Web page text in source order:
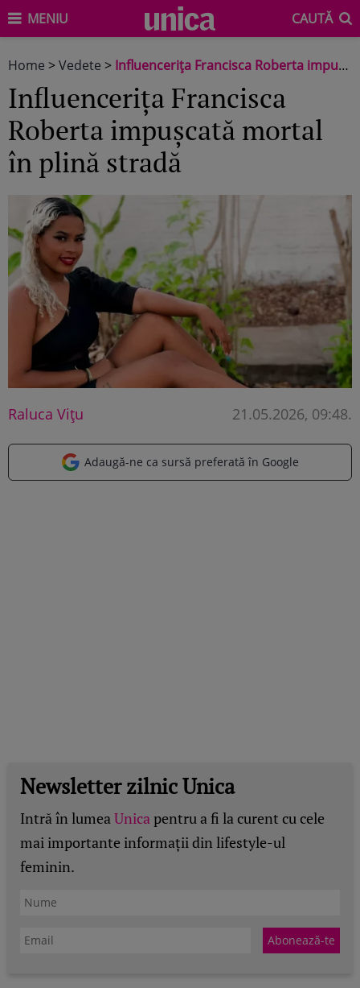
MENIU CAUTĂ
Home >Vedete > Influencerița Francisca Roberta impușcată mortal în plină stradă
Influencerița Francisca
Roberta impușcată mortal
în plină stradă
Raluca Vițu 21.05.2026, 09:48.
Adaugă-ne ca sursă preferată în Google
Newsletter zilnic Unica
Intră în lumeaUnicapentru a fi la curent cu cele
mai importante informații din lifestyle-ul
feminin.